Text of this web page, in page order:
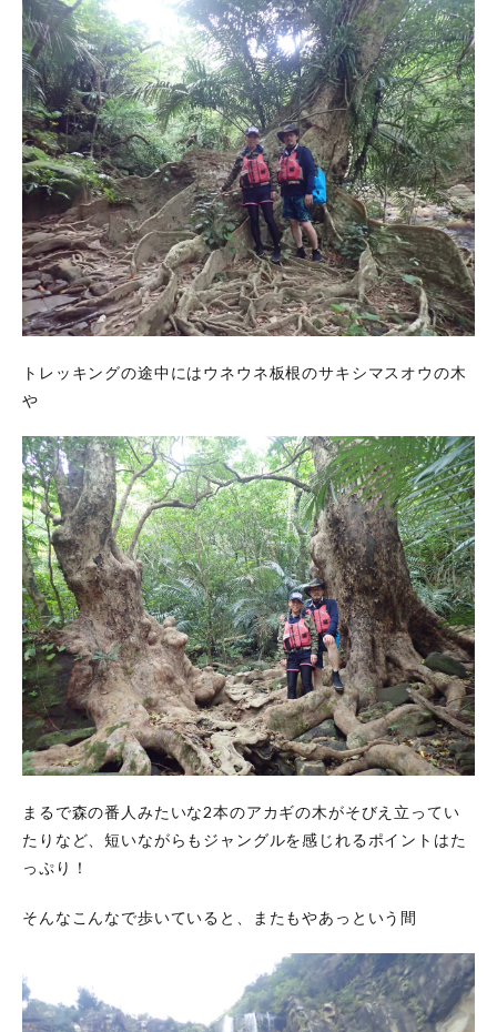
トレッキングの途中にはウネウネ板根のサキシマスオウの木
や
まるで森の番人みたいな2本のアカギの木がそびえ立ってい
たりなど、短いながらもジャングルを感じれるポイントはた
っぷり！
そんなこんなで歩いていると、またもやあっという間